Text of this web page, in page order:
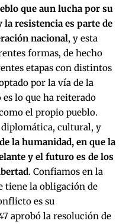
que aun lucha por su
la resistencia es parte de
nacional, y esta
formas, de hecho
etapas con distintos
por la vía de la
lo que ha reiterado
el propio pueblo.
cultural, y
la humanidad, en que la
y el futuro es de los
. Confiamos en la
tiene la obligación de
es su
aprobó la resolución de